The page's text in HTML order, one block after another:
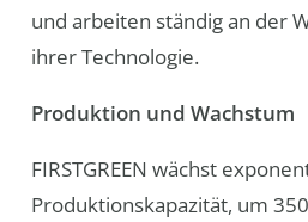
und arbeiten ständig an der
ihrer Technologie.
Produktion und Wachstum
FIRSTGREEN wächst
Produktionskapazität, um